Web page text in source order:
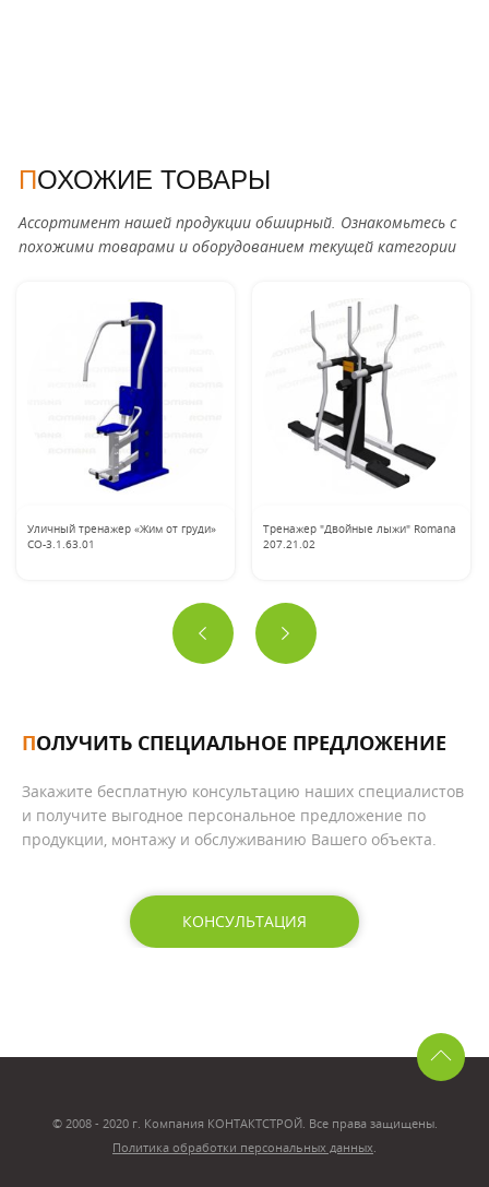
ПОХОЖИЕ ТОВАРЫ
Ассортимент нашей продукции обширный. Ознакомьтесь с
похожими товарами и оборудованием текущей категории
Уличный тренажер «Жим от груди»
CO-3.1.63.01
Тренажер "Двойные лыжи" Romana
207.21.02
ПОЛУЧИТЬ СПЕЦИАЛЬНОЕ ПРЕДЛОЖЕНИЕ
Закажите бесплатную консультацию наших специалистов
и получите выгодное персональное предложение по
продукции, монтажу и обслуживанию Вашего объекта.
КОНСУЛЬТАЦИЯ
© 2008 - 2020 г. Компания КОНТАКТСТРОЙ. Все права защищены.
Политика обработки персональных данных.